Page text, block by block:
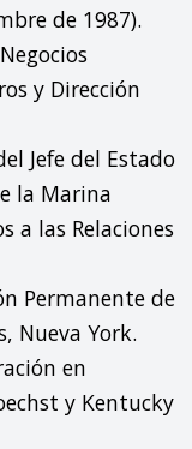
de 1987).
y Dirección
Jefe del Estado
la Marina
a las Relaciones
Permanente de
Nueva York.
en
y Kentucky